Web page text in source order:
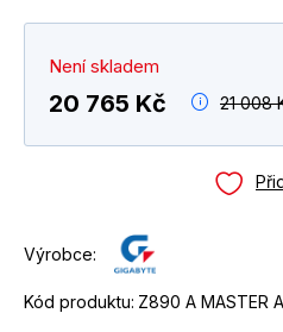
Není skladem
20 765 Kč 21 008
Výrobce:
Kód produktu: Z890 A MASTER